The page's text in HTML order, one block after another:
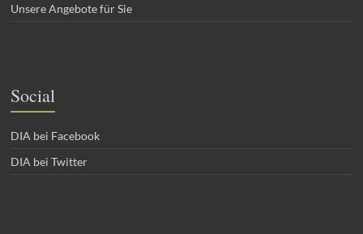
Unsere Angebote für Sie
Social
DIA bei Facebook
DIA bei Twitter